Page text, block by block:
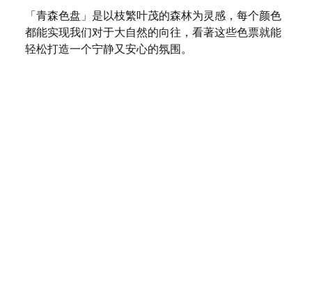
「青森色盘」是以枝繁叶茂的森林为灵感，每个颜色
都能实现我们对于大自然的向往，看著这些色票就能
轻松打造一个宁静又安心的氛围。